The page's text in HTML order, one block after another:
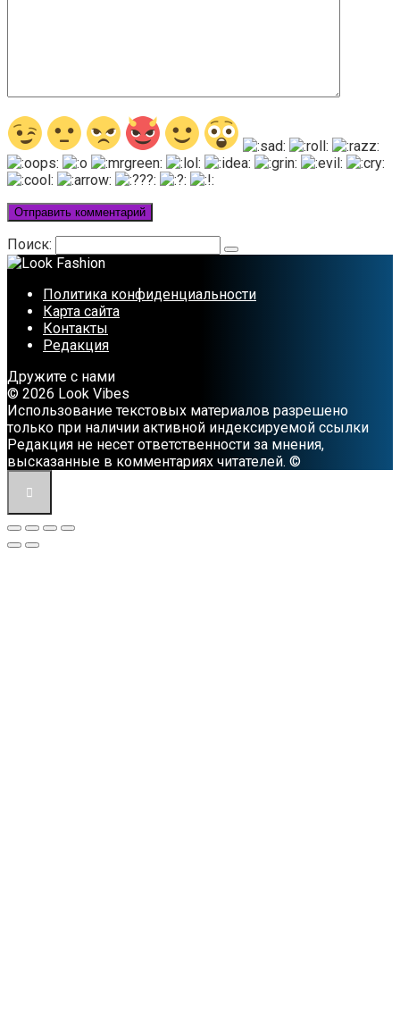
Поиск:
Политика конфиденциальности
Карта сайта
Контакты
Редакция
Дружите с нами
© 2026 Look Vibes
Использование текстовых материалов разрешено
только при наличии активной индексируемой ссылки
Редакция не несет ответственности за мнения,
высказанные в комментариях читателей. ©